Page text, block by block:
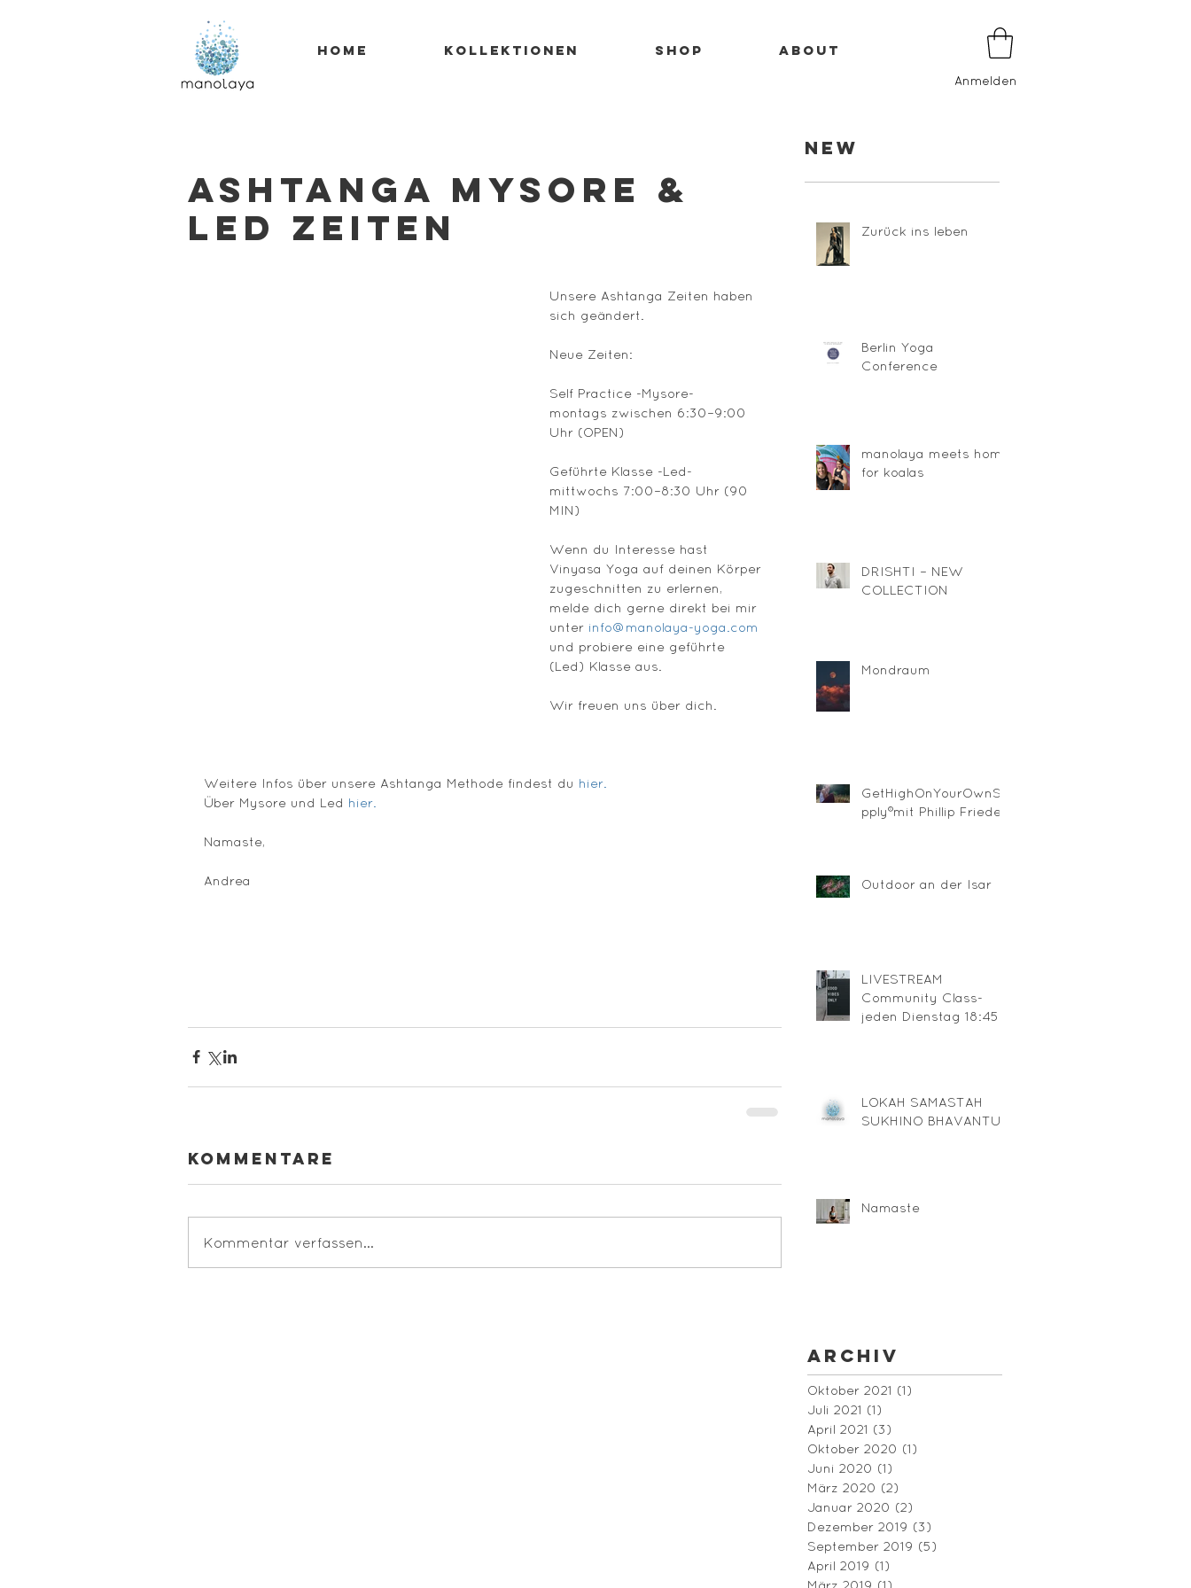
HOME KOLLEKTIONEN SHOP ABOUT
Anmelden
Ashtanga Mysore &
Led Zeiten
Unsere Ashtanga Zeiten haben
sich geändert.
Neue Zeiten:
Self Practice -Mysore-
montags zwischen 6:30–9:00
Uhr (OPEN)
Geführte Klasse -Led-
mittwochs 7:00–8:30 Uhr (90
MIN)
Wenn du Interesse hast
Vinyasa Yoga auf deinen Körper
zugeschnitten zu erlernen,
melde dich gerne direkt bei mir
unter info@manolaya-yoga.com
und probiere eine geführte
(Led) Klasse aus.
Wir freuen uns über dich.
Weitere Infos über unsere Ashtanga Methode findest du hier.
Über Mysore und Led hier.
Namaste,
Andrea
Kommentare
Kommentar verfassen...
New
Zurück ins leben
Berlin Yoga
Conference
manolaya meets home
for koalas
DRISHTI – NEW
COLLECTION
Mondraum
GetHighOnYourOwnSu
pply®mit Phillip Friedel
Outdoor an der Isar
LIVESTREAM
Community Class-
jeden Dienstag 18:45
LOKAH SAMASTAH
SUKHINO BHAVANTU
Namaste
Archiv
Oktober 2021 (1)
Juli 2021 (1)
April 2021 (3)
Oktober 2020 (1)
Juni 2020 (1)
März 2020 (2)
Januar 2020 (2)
Dezember 2019 (3)
September 2019 (5)
April 2019 (1)
März 2019 (1)